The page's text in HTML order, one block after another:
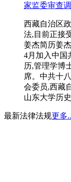
家监委审查
西藏自治区
法,目前正接
姜杰简历姜
4月加入中国
历,管理学博
席。中共十
会委员,西藏
山东大学历史
最新法律法规更多